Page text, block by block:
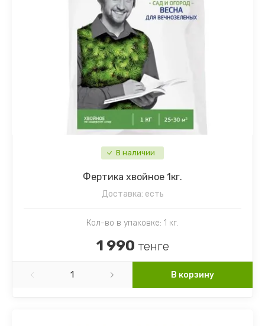
В наличии
Фертика хвойное 1кг.
Доставка: есть
Кол-во в упаковке: 1 кг.
1 990 тенге
В корзину